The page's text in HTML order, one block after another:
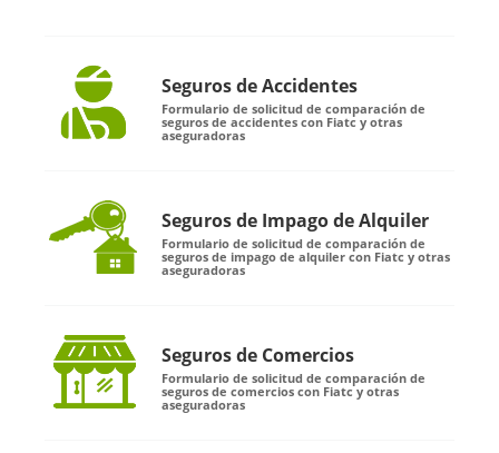
Seguros de Accidentes
Formulario de solicitud de comparación de
seguros de accidentes con Fiatc y otras
aseguradoras
Seguros de Impago de Alquiler
Formulario de solicitud de comparación de
seguros de impago de alquiler con Fiatc y otras
aseguradoras
Seguros de Comercios
Formulario de solicitud de comparación de
seguros de comercios con Fiatc y otras
aseguradoras